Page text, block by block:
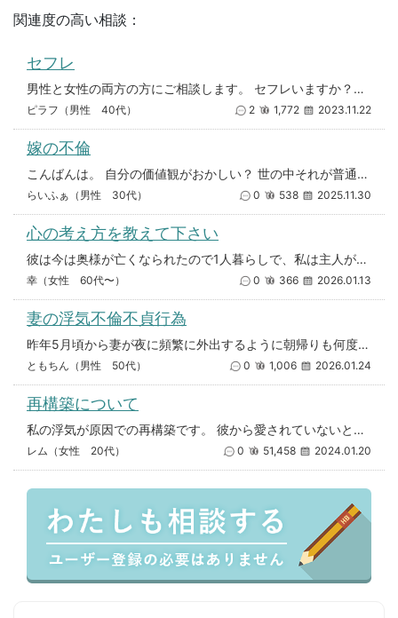
関連度の高い相談：
セフレ
男性と女性の両方の方にご相談します。 セフレいますか？またセフレ経験有りますか？ セフレ簡単に作るならどのような方法があ
ピラフ（男性 40代） 2 1,772 2023.11.22
嫁の不倫
こんばんは。 自分の価値観がおかしい？ 世の中それが普通？と思ったので相談させていただきます。 35歳子供２人 嫁も同
らいふぁ（男性 30代） 0 538 2025.11.30
心の考え方を教えて下さい
彼は今は奥様が亡くなられたので1人暮らしで、私は主人がいます。が彼とお付き合いが始まって凄く楽しい時間を過ごしていました
幸（女性 60代〜） 0 366 2026.01.13
妻の浮気不倫不貞行為
昨年5月頃から妻が夜に頻繁に外出するように朝帰りも何度かありました。 服装や髪型いつも付けないイヤリングを付けて外出した
ともちん（男性 50代） 0 1,006 2026.01.24
再構築について
私の浮気が原因での再構築です。 彼から愛されていないと感じてしまい 新しい人を探した方がいいと思い、 たまたま喧嘩したタ
レム（女性 20代） 0 51,458 2024.01.20